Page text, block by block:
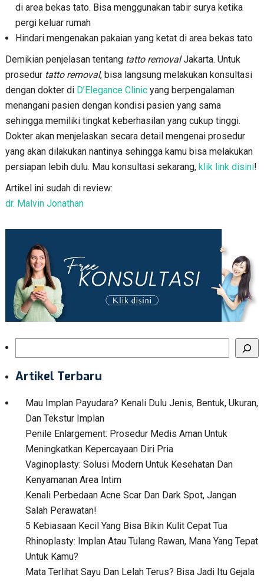
di area bekas tato. Bisa menggunakan tabir surya ketika
pergi keluar rumah
Hindari mengenakan pakaian yang ketat di area bekas tato
Demikian penjelasan tentang tatto removalJakarta. Untuk
prosedur tatto removal, bisa langsung melakukan konsultasi
dengan dokter di D’Elegance Clinicyang berpengalaman
menangani pasien dengan kondisi pasien yang sama
sehingga memiliki tingkat keberhasilan yang cukup tinggi.
Dokter akan menjelaskan secara detail mengenai prosedur
yang akan dilakukan nantinya sehingga kamu bisa melakukan
persiapan lebih dulu. Mau konsultasi sekarang, klik link disini!
Artikel ini sudah di review:
dr. Malvin Jonathan
Artikel Terbaru
Mau Implan Payudara? Kenali Dulu Jenis, Bentuk, Ukuran,
Dan Tekstur Implan
Penile Enlargement: Prosedur Medis Aman Untuk
Meningkatkan Kepercayaan Diri Pria
Vaginoplasty: Solusi Modern Untuk Kesehatan Dan
Kenyamanan Area Intim
Kenali Perbedaan Acne Scar Dan Dark Spot, Jangan
Salah Perawatan!
5 Kebiasaan Kecil Yang Bisa Bikin Kulit Cepat Tua
Rhinoplasty: Implan Atau Tulang Rawan, Mana Yang Tepat
Untuk Kamu?
Mata Terlihat Sayu Dan Lelah Terus? Bisa Jadi Itu Gejala